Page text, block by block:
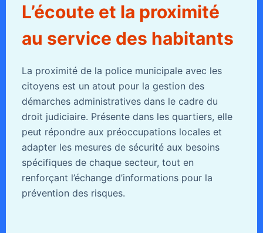
L’écoute et la proximité
au service des habitants
La proximité de la police municipale avec les
citoyens est un atout pour la gestion des
démarches administratives dans le cadre du
droit judiciaire. Présente dans les quartiers, elle
peut répondre aux préoccupations locales et
adapter les mesures de sécurité aux besoins
spécifiques de chaque secteur, tout en
renforçant l’échange d’informations pour la
prévention des risques.